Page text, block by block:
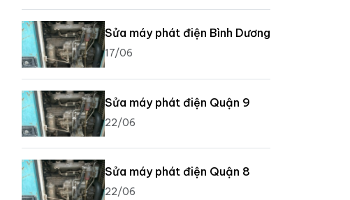
Sửa máy phát điện Bình Dương
17/06
Sửa máy phát điện Quận 9
22/06
Sửa máy phát điện Quận 8
22/06